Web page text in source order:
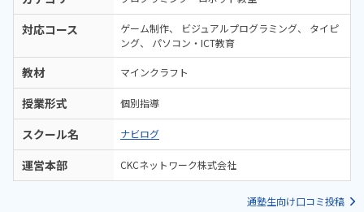
対応コース ゲーム制作 ビジュアルプログラミング
タイピ
ング
パソコン・ICT教育
教材 マインクラフト
授業形式 個別指導
スクール名 ナビログ
運営本部 CKCネットワーク株式会社
通塾生向け口コミ投稿